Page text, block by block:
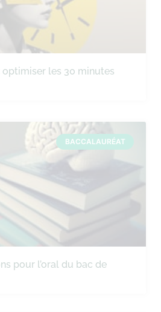
optimiser les 30 minutes
BACCALAURÉAT
pour l’oral du bac de